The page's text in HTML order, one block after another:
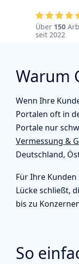
Über 150
seit 2022
Warum
Wenn Ihre
Portalen oft in
Portale nur
Vermessung &
Deutschland,
Für Ihre
Lücke schließt,
bis zu
So